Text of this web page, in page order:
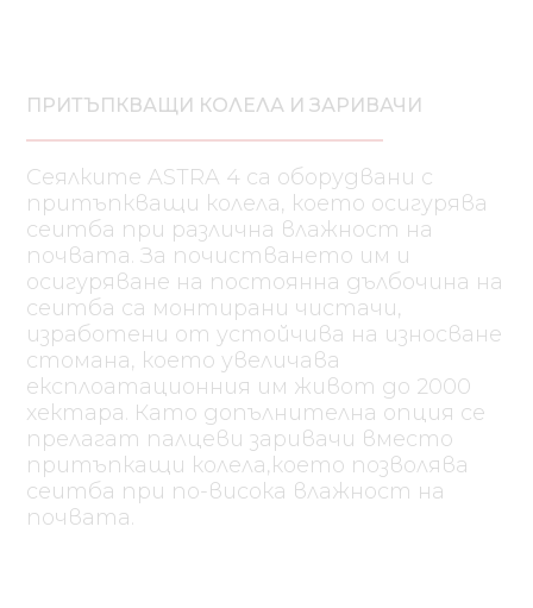
ПРИТЪПКВАЩИ КОЛЕЛА И ЗАРИВАЧИ
Сеялките ASTRA 4 са оборудвани с
притъпкващи колела, което осигурява
сеитба при различна влажност на
почвата. За почистването им и
осигуряване на постоянна дълбочина на
сеитба са монтирани чистачи,
изработени от устойчива на износване
стомана, което увеличава
експлоатационния им живот до 2000
хектара. Като допълнителна опция се
прелагат палцеви заривачи вместо
притъпкащи колела,което позволява
сеитба при по-висока влажност на
почвата.